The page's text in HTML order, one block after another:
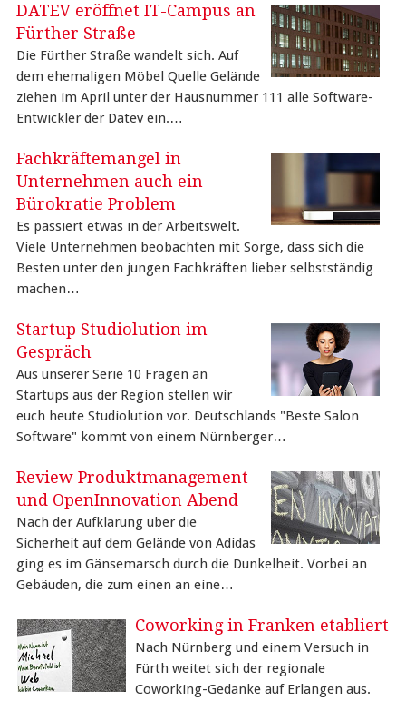
DATEV eröffnet IT-Campus an
Fürther Straße
Die Fürther Straße wandelt sich. Auf
dem ehemaligen Möbel Quelle Gelände
ziehen im April unter der Hausnummer 111 alle Software-
Entwickler der Datev ein.…
Fachkräftemangel in
Unternehmen auch ein
Bürokratie Problem
Es passiert etwas in der Arbeitswelt.
Viele Unternehmen beobachten mit Sorge, dass sich die
Besten unter den jungen Fachkräften lieber selbstständig
machen…
Startup Studiolution im
Gespräch
Aus unserer Serie 10 Fragen an
Startups aus der Region stellen wir
euch heute Studiolution vor. Deutschlands "Beste Salon
Software" kommt von einem Nürnberger…
Review Produktmanagement
und OpenInnovation Abend
Nach der Aufklärung über die
Sicherheit auf dem Gelände von Adidas
ging es im Gänsemarsch durch die Dunkelheit. Vorbei an
Gebäuden, die zum einen an eine…
Coworking in Franken etabliert
Nach Nürnberg und einem Versuch in
Fürth weitet sich der regionale
Coworking-Gedanke auf Erlangen aus.